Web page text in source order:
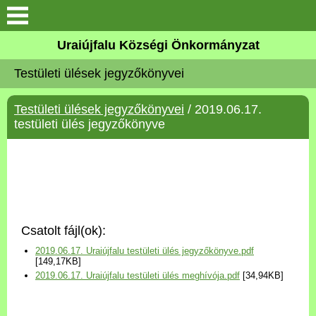
Köszöntő
Elérhetőségek
Uraiújfalu
Választási információk
Versenyképes Járások
Uraiújfalu Községi Önkormányzat
Testületi ülések jegyzőkönyvei
Testületi ülések jegyzőkönyvei / 2019.06.17.
testületi ülés jegyzőkönyve
Csatolt fájl(ok):
2019.06.17. Uraiújfalu testületi ülés jegyzőkönyve.pdf
[149,17KB]
2019.06.17. Uraiújfalu testületi ülés meghívója.pdf [34,94KB]